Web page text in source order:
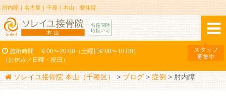
肘内障｜名古屋｜千種｜本山｜整体院
施術時間
9:00〜20:00（土曜日9:00〜18:00）
（お休み／日曜・祝日）
スタッフ
募集中
ソレイユ接骨院 本山（千種区） > ブログ >症例 > 肘内障